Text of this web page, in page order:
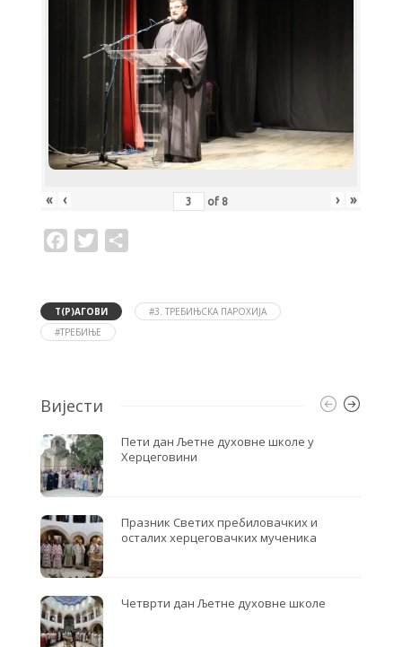
« ‹ of 8 › »
a
o
o
k
T
w
e
r
Т(Р)АГОВИ
#3. ТРЕБИЊСКА ПАРОХИЈА
#ТРЕБИЊЕ
Вијести
Пети дан Љетне духовне школе у
Херцеговини
Празник Светих пребиловачких и
осталих херцеговачких мученика
Четврти дан Љетне духовне школе